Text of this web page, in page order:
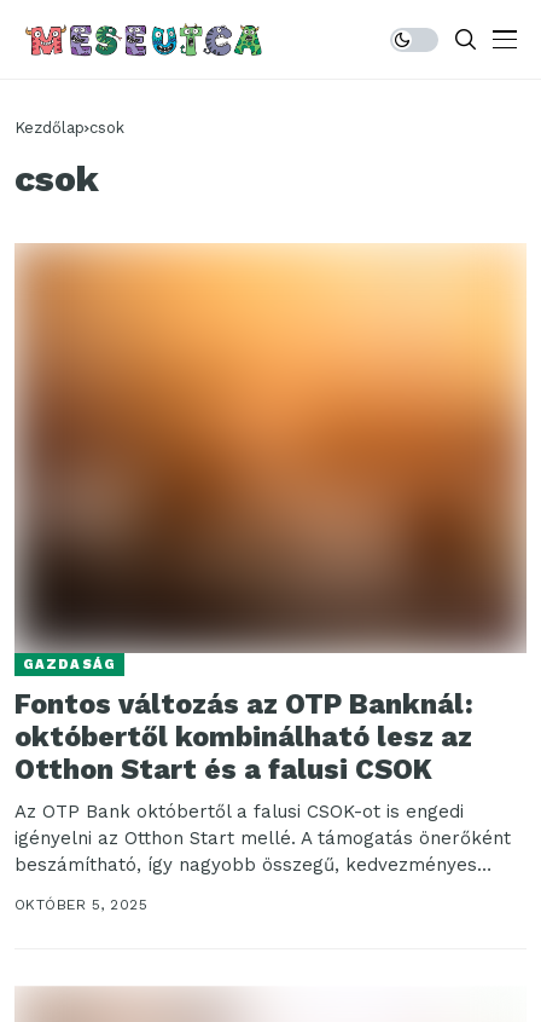
Kezdőlap csok
csok
GAZDASÁG
Fontos változás az OTP Banknál:
októbertől kombinálható lesz az
Otthon Start és a falusi CSOK
Az OTP Bank októbertől a falusi CSOK-ot is engedi
igényelni az Otthon Start mellé. A támogatás önerőként
beszámítható, így nagyobb összegű, kedvezményes
finanszírozás...
OKTÓBER 5, 2025